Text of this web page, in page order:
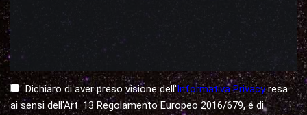
Dichiaro di aver preso visione dell'Informativa Privacyresa
ai sensi dell'Art. 13 Regolamento Europeo 2016/679, e di